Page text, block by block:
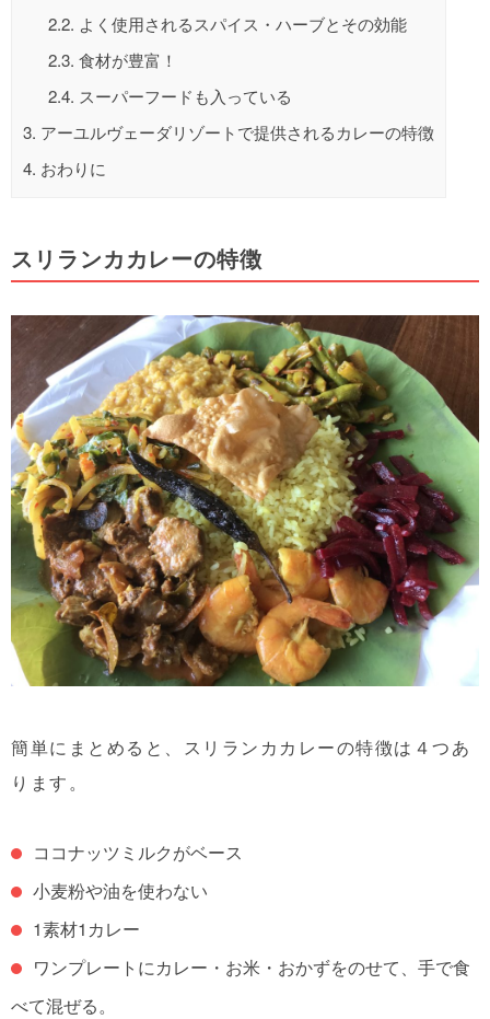
2.2. よく使用されるスパイス・ハーブとその効能
2.3. 食材が豊富！
2.4. スーパーフードも入っている
3. アーユルヴェーダリゾートで提供されるカレーの特徴
4. おわりに
スリランカカレーの特徴
簡単にまとめると、スリランカカレーの特徴は４つあ
ります。
ココナッツミルクがベース
小麦粉や油を使わない
1素材1カレー
ワンプレートにカレー・お米・おかずをのせて、手で食
べて混ぜる。